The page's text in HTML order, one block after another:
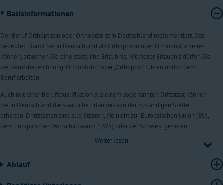
Basisinformationen
Der Beruf Orthoptistin oder Orthoptist ist in Deutschland reglementiert. Das
bedeutet: Damit Sie in Deutschland als Orthoptistin oder Orthoptist arbeiten
können, brauchen Sie eine staatliche Erlaubnis. Mit dieser Erlaubnis dürfen Sie
die Berufsbezeichnung „Orthoptistin“ oder „Orthoptist“ führen und in dem
Beruf arbeiten.
Auch mit einer Berufsqualifikation aus einem sogenannten Drittstaat können
Sie in Deutschland die staatliche Erlaubnis von der zuständigen Stelle
erhalten. Drittstaaten sind alle Staaten, die nicht zur Europäischen Union (EU),
dem Europäischen Wirtschaftsraum (EWR) oder der Schweiz gehören.
Um die Erlaubnis zu erhalten, müssen Sie Ihre ausländische
Berufsqualifikation anerkennen lassen.
Berufsqualifikation aus dem Ausland mit der deutschen Berufsqualifikation
Weiter lesen
Ablauf